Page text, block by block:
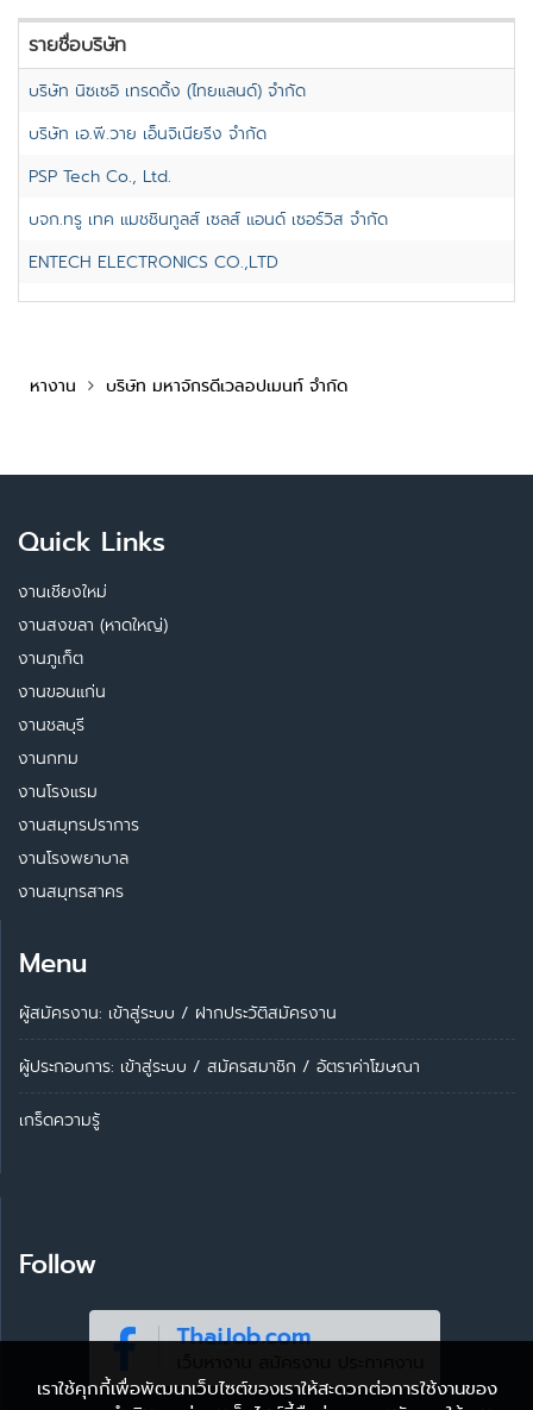
รายชื่อบริษัท
บริษัท นิซเซอิ เทรดดิ้ง (ไทยแลนด์) จำกัด
บริษัท เอ.พี.วาย เอ็นจิเนียริ่ง จำกัด
PSP Tech Co., Ltd.
บจก.ทรู เทค แมชชินทูลส์ เซลส์ แอนด์ เซอร์วิส จำกัด
ENTECH ELECTRONICS CO.,LTD
หางาน บริษัท มหาจักรดีเวลอปเมนท์ จำกัด
Quick Links
งานเชียงใหม่
งานสงขลา (หาดใหญ่)
งานภูเก็ต
งานขอนแก่น
งานชลบุรี
งานกทม
งานโรงแรม
งานสมุทรปราการ
งานโรงพยาบาล
งานสมุทรสาคร
Menu
ผู้สมัครงาน: เข้าสู่ระบบ / ฝากประวัติสมัครงาน
ผู้ประกอบการ: เข้าสู่ระบบ / สมัครสมาชิก / อัตราค่าโฆษณา
เกร็ดความรู้
Follow
เราใช้คุกกี้เพื่อพัฒนาเว็บไซต์ของเราให้สะดวกต่อการใช้งานของ